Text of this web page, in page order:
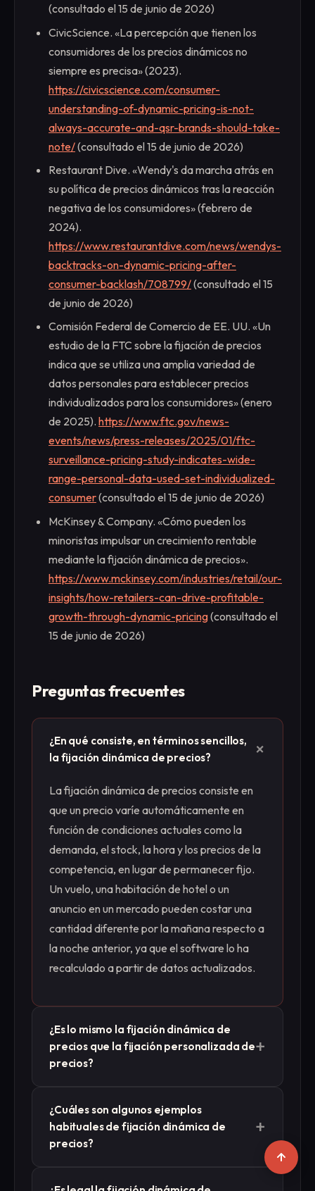
(consultado el 15 de junio de 2026)
CivicScience. «La percepción que tienen los
consumidores de los precios dinámicos no
siempre es precisa» (2023).
https://civicscience.com/consumer-
understanding-of-dynamic-pricing-is-not-
always-accurate-and-qsr-brands-should-take-
note/(consultado el 15 de junio de 2026)
Restaurant Dive. «Wendy's da marcha atrás en
su política de precios dinámicos tras la reacción
negativa de los consumidores» (febrero de
2024).
https://www.restaurantdive.com/news/wendys-
backtracks-on-dynamic-pricing-after-
consumer-backlash/708799/(consultado el 15
de junio de 2026)
Comisión Federal de Comercio de EE. UU. «Un
estudio de la FTC sobre la fijación de precios
indica que se utiliza una amplia variedad de
datos personales para establecer precios
individualizados para los consumidores» (enero
de 2025). https://www.ftc.gov/news-
events/news/press-releases/2025/01/ftc-
surveillance-pricing-study-indicates-wide-
range-personal-data-used-set-individualized-
consumer(consultado el 15 de junio de 2026)
McKinsey & Company. «Cómo pueden los
minoristas impulsar un crecimiento rentable
mediante la fijación dinámica de precios».
https://www.mckinsey.com/industries/retail/our-
insights/how-retailers-can-drive-profitable-
growth-through-dynamic-pricing(consultado el
15 de junio de 2026)
Preguntas frecuentes
¿En qué consiste, en términos sencillos,
la fijación dinámica de precios?
+
La fijación dinámica de precios consiste en
que un precio varíe automáticamente en
función de condiciones actuales como la
demanda, el stock, la hora y los precios de la
competencia, en lugar de permanecer fijo.
Un vuelo, una habitación de hotel o un
anuncio en un mercado pueden costar una
cantidad diferente por la mañana respecto a
la noche anterior, ya que el software lo ha
recalculado a partir de datos actualizados.
¿Es lo mismo la fijación dinámica de
precios que la fijación personalizada de
precios?
+
los precios en función de las condiciones del
mercado y del producto, y los compradores
¿Cuáles son algunos ejemplos
habituales de fijación dinámica de
precios?
+